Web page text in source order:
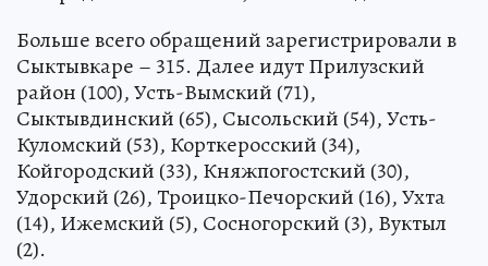
Больше всего обращений зарегистрировали в
Сыктывкаре – 315. Далее идут Прилузский
район (100), Усть-Вымский (71),
Сыктывдинский (65), Сысольский (54), Усть-
Куломский (53), Корткеросский (34),
Койгородский (33), Княжпогостский (30),
Удорский (26), Троицко-Печорский (16), Ухта
(14), Ижемский (5), Сосногорский (3), Вуктыл
(2).